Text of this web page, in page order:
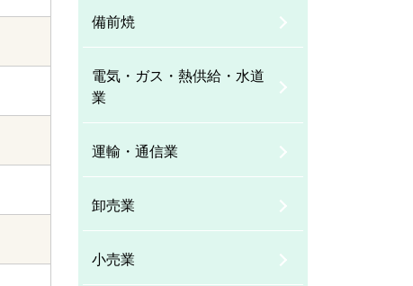
備前焼
電気・ガス・熱供給・水道
業
運輸・通信業
卸売業
小売業